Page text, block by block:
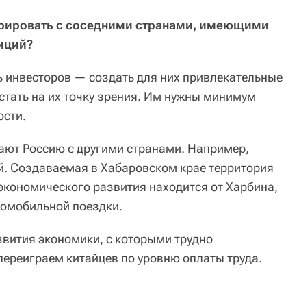
с соседними странами, имеющими
— создать для них привлекательные
на их точку зрения. Им нужны минимум
Россию с другими странами. Например,
Создаваемая в Хабаровском крае территория
развития находится от Харбина,
поездки.
экономики, с которыми трудно
китайцев по уровню оплаты труда.